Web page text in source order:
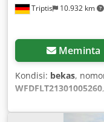
Triptis 10.932 km
Meminta
Kondisi: bekas,
WFDFLT21301005260
kg, konfigurasi